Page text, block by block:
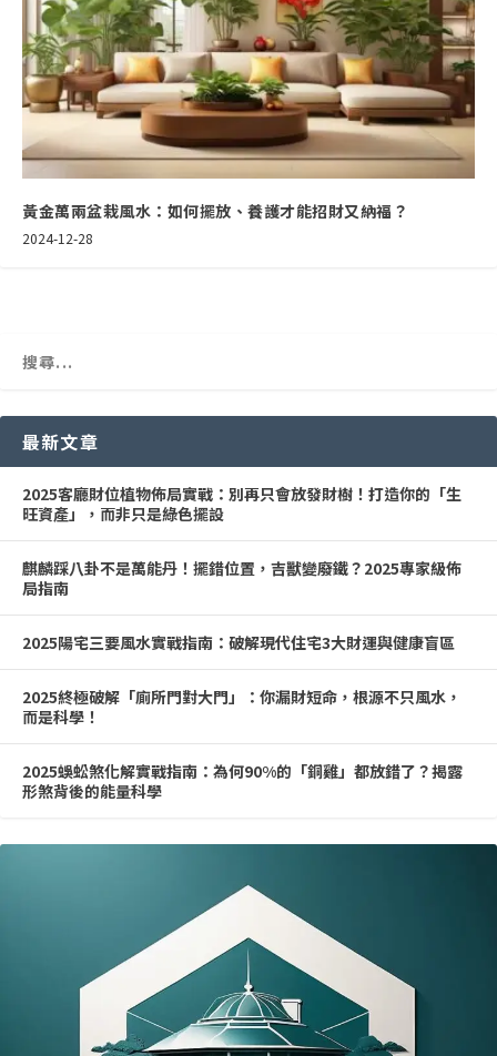
黃金萬兩盆栽風水：如何擺放、養護才能招財又納福？
2024-12-28
最新文章
2025客廳財位植物佈局實戰：別再只會放發財樹！打造你的「生
旺資產」，而非只是綠色擺設
麒麟踩八卦不是萬能丹！擺錯位置，吉獸變廢鐵？2025專家級佈
局指南
2025陽宅三要風水實戰指南：破解現代住宅3大財運與健康盲區
2025終極破解「廁所門對大門」：你漏財短命，根源不只風水，
而是科學！
2025蜈蚣煞化解實戰指南：為何90%的「銅雞」都放錯了？揭露
形煞背後的能量科學